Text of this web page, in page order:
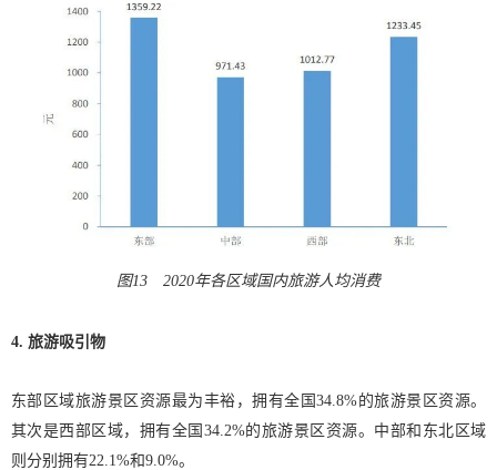
图13 2020年各区域国内旅游人均消费
4. 旅游吸引物
东部区域旅游景区资源最为丰裕，拥有全国34.8%的旅游景区资源。
其次是西部区域，拥有全国34.2%的旅游景区资源。中部和东北区域
则分别拥有22.1%和9.0%。